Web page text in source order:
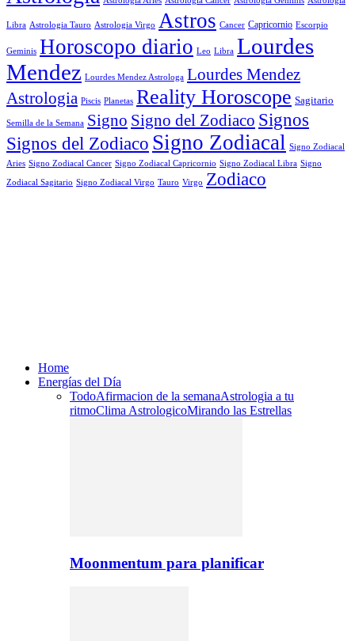
Libra Astrologia Tauro Astrologia Virgo Astros Cancer Capricornio Escorpio
Geminis Horoscopo diario Leo Libra Lourdes
Mendez Lourdes Mendez Astrologa Lourdes Mendez
Astrologia Piscis Planetas Reality Horoscope Sagitario
Semilla de la Semana Signo Signo del Zodiaco Signos
Signos del Zodiaco Signo Zodiacal Signo Zodiacal
Aries Signo Zodiacal Cancer Signo Zodiacal Capricornio Signo Zodiacal Libra Signo
Zodiacal Sagitario Signo Zodiacal Virgo Tauro Virgo Zodiaco
Home
Energías del Día
TodoAfirmacion de la semanaAstrologia a tu
ritmoClima AstrologicoMirando las Estrellas
Moonmentum para planificar